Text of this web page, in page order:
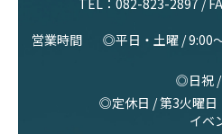
TEL： 082-823-2897 /
営業時間
◎平日・土曜 / 9:00
◎日祝 /
◎定休日 / 第3火曜日
イベ